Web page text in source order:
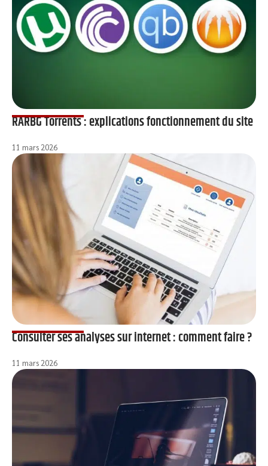
RARBG Torrents : explications fonctionnement du site
11 mars 2026
Consulter ses analyses sur internet : comment faire ?
11 mars 2026